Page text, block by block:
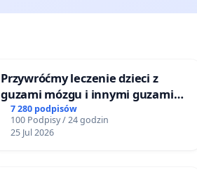
Przywróćmy leczenie dzieci z
guzami mózgu i innymi guzami
litymi do Górnośląskiego
Centrum Zdrowia Dziecka w
Katowicach
7 280 podpisów
100 Podpisy / 24 godzin
25 Jul 2026